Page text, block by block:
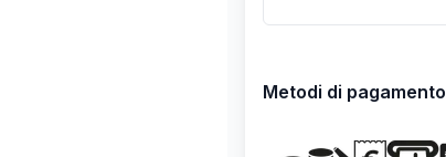
Metodi di pagamento